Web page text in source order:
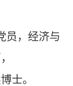
员，经济与
士。